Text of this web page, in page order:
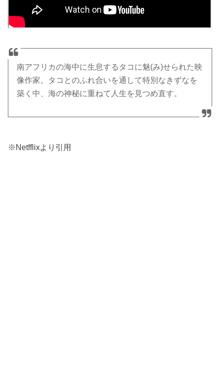
南アフリカの海中に生息するタコに魅(み)せられた映
像作家。タコとのふれ合いを通して特別なきずなを
築く中、海の神秘に重ねて人生を見つめ直す。
※Netfflixより引用